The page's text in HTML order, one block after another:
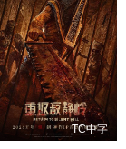
TC中字